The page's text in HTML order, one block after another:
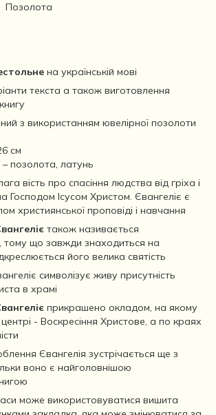
Позолота
на українській мові
текста а також виготовлення
з використанням ювелірної позолоти
см
позолота, латунь
вість про спасіння людства від гріха і
Господом Ісусом Христом. Євангеліє є
християнської проповіді і навчання
також називається
, тому що завжди знаходиться на
його велика святість
символізує живу присутність
в храмі
прикрашено окладом, на якому
- Воскресіння Христове, а по краях
Євангелія зустрічається ще з
воно є найголовнішою
може використовуватися вишита